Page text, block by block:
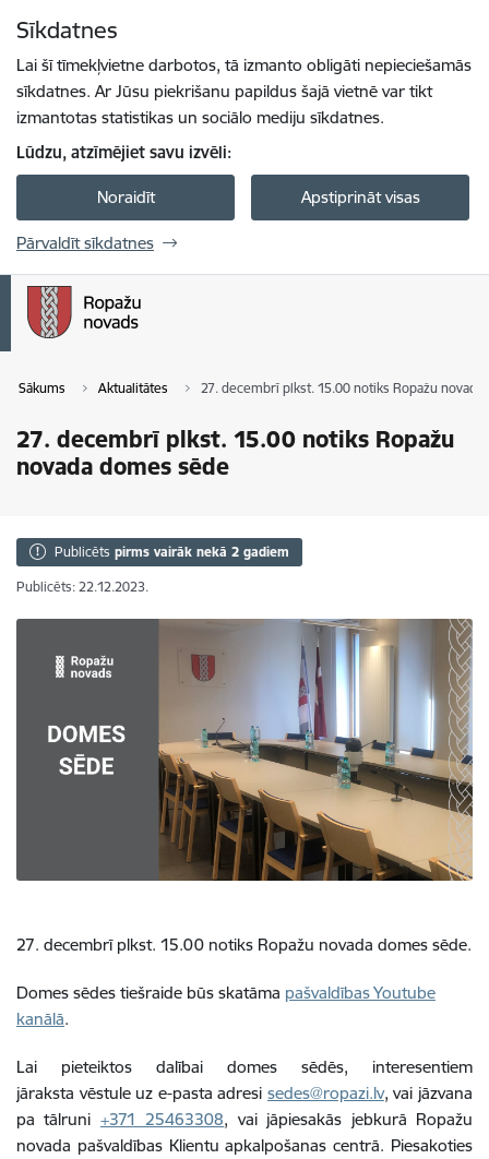
Sīkdatnes
Lai šī tīmekļvietne darbotos, tā izmanto obligāti nepieciešamās
sīkdatnes. Ar Jūsu piekrišanu papildus šajā vietnē var tikt
izmantotas statistikas un sociālo mediju sīkdatnes.
Lūdzu, atzīmējiet savu izvēli:
Noraidīt Apstiprināt visas
Pārvaldīt sīkdatnes
Sākums Aktualitātes 27. decembrī plkst. 15.00 notiks Ropažu novada
27. decembrī plkst. 15.00 notiks Ropažu
novada domes sēde
Publicēts pirms vairāk nekā 2 gadiem
Publicēts: 22.12.2023.
27. decembrī plkst. 15.00 notiks Ropažu novada domes sēde.
Domes sēdes tiešraide būs skatāma pašvaldības Youtube
kanālā.
Lai pieteiktos dalībai domes sēdēs, interesentiem
jāraksta vēstule uz e-pasta adresi sedes@ropazi.lv, vai jāzvana
pa tālruni +371 25463308, vai jāpiesakās jebkurā Ropažu
novada pašvaldības Klientu apkalpošanas centrā. Piesakoties